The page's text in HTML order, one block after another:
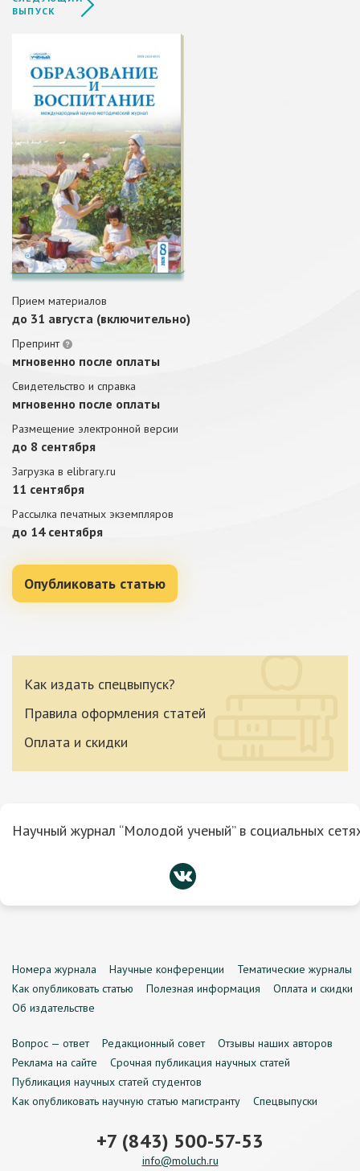
ВЫПУСК
Прием материалов
до 31 августа (включительно)
Препринт
мгновенно после оплаты
Свидетельство и справка
мгновенно после оплаты
Размещение электронной версии
до 8 сентября
Загрузка в elibrary.ru
11 сентября
Рассылка печатных экземпляров
до 14 сентября
Опубликовать статью
Как издать спецвыпуск?
Правила оформления статей
Оплата и скидки
Научный журнал “Молодой ученый” в социальных
Номера журнала Научные конференции
Тематические журналы
Как опубликовать статью
Полезная информация
Оплата и скидки
Об издательстве
Вопрос — ответ Редакционный совет
Отзывы наших авторов
Реклама на сайте
Срочная публикация научных статей
Публикация научных статей студентов
Как опубликовать научную статью магистранту
Спецвыпуски
+7 (843) 500-57-53
info@moluch.ru